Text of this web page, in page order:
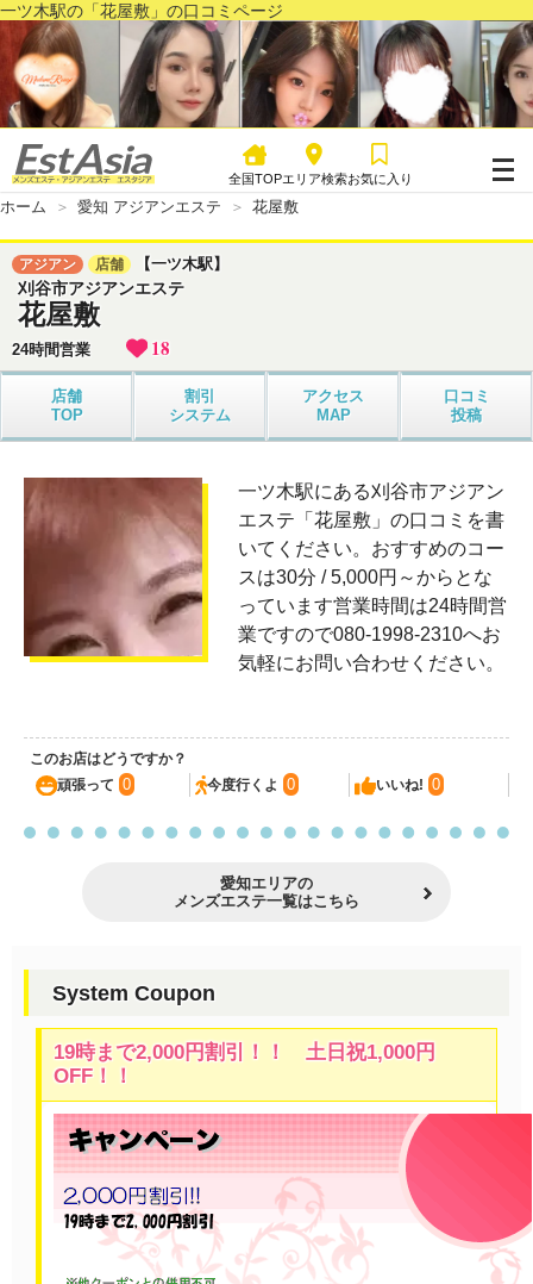
一ツ木駅の「花屋敷」の口コミページ
全国TOPエリア検索お気に入り
ホーム 愛知 アジアンエステ 花屋敷
アジアン 店舗 【一ツ木駅】
刈谷市アジアンエステ
花屋敷
24時間営業 18
店舗
TOP
割引
システム
アクセス
MAP
口コミ
投稿
一ツ木駅にある刈谷市アジアン
エステ「花屋敷」の口コミを書
いてください。おすすめのコー
スは30分 / 5,000円～からとな
っています営業時間は24時間営
業ですので080-1998-2310へお
気軽にお問い合わせください。
このお店はどうですか？
頑張って 0 今度行くよ 0 いいね! 0
愛知エリアの
メンズエステ一覧はこちら
System Coupon
19時まで2,000円割引！！ 土日祝1,000円
OFF！！